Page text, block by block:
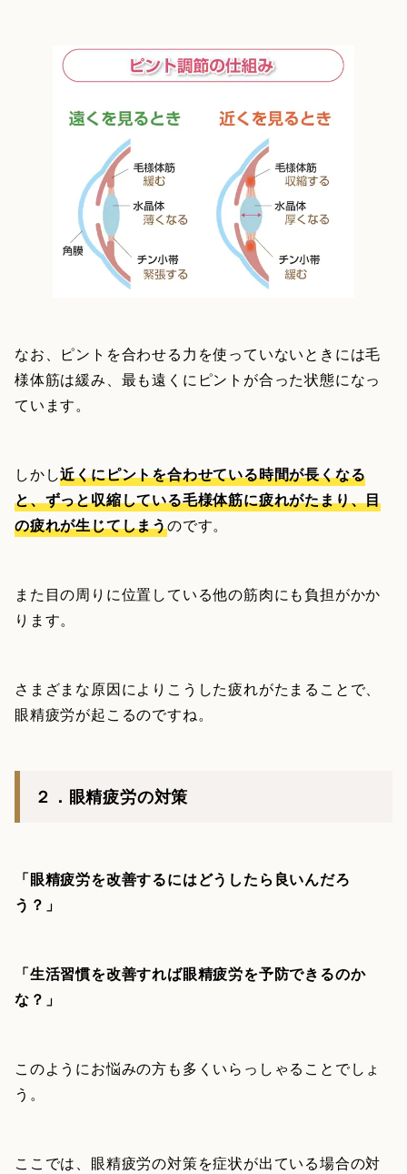
なお、ピントを合わせる力を使っていないときには毛
様体筋は緩み、最も遠くにピントが合った状態になっ
ています。
しかし近くにピントを合わせている時間が長くなる
と、ずっと収縮している毛様体筋に疲れがたまり、目
の疲れが生じてしまうのです。
また目の周りに位置している他の筋肉にも負担がかか
ります。
さまざまな原因によりこうした疲れがたまることで、
眼精疲労が起こるのですね。
２．眼精疲労の対策
「眼精疲労を改善するにはどうしたら良いんだろ
う？」
「生活習慣を改善すれば眼精疲労を予防できるのか
な？」
このようにお悩みの方も多くいらっしゃることでしょ
う。
ここでは、眼精疲労の対策を症状が出ている場合の対